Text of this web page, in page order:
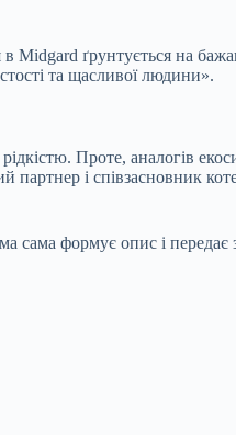
Midgard ґрунтується на
та щасливої людини».
Проте, аналогів
партнер і співзасновник
сама формує опис і передає